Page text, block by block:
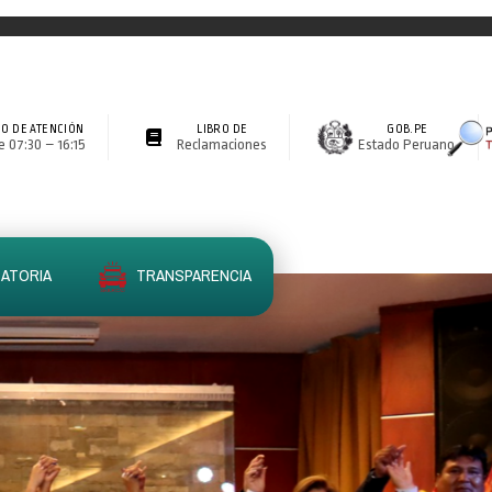
DE ATENCIÓN
07:30 – 16:15
LIBRO DE
Reclamaciones
GOB.PE
Estado Peruano
TRANSPARENCIA